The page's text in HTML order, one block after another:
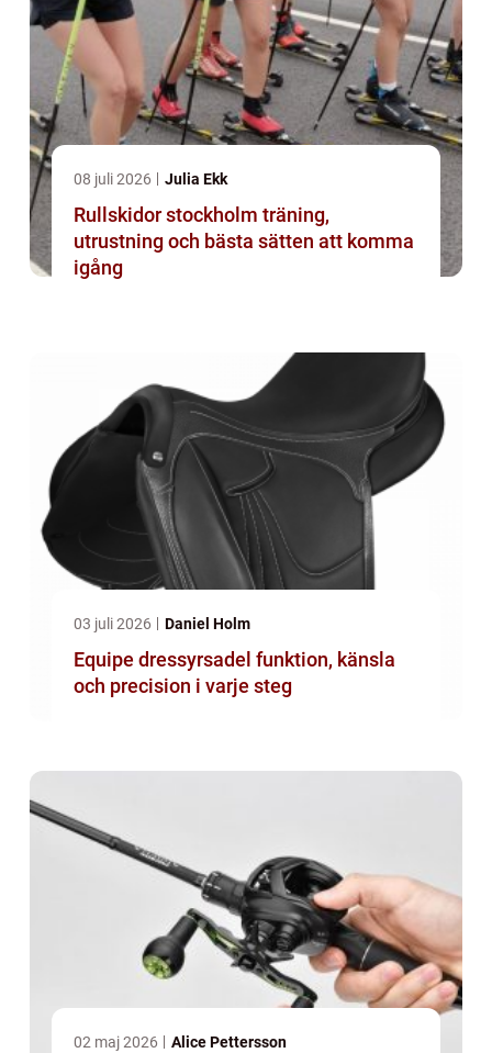
08 juli 2026 Julia Ekk
Rullskidor stockholm träning,
utrustning och bästa sätten att komma
igång
03 juli 2026 Daniel Holm
Equipe dressyrsadel funktion, känsla
och precision i varje steg
02 maj 2026 Alice Pettersson